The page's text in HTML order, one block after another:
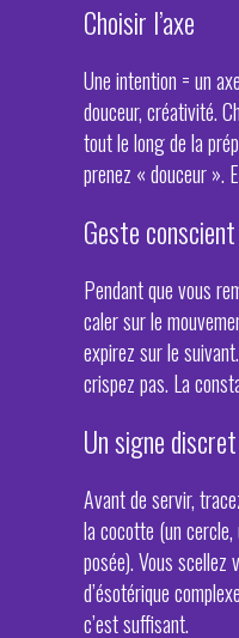
Choisir l’axe
Une intention = un
douceur, créativité.
tout le long de la
prenez « douceur ».
Geste conscient
Pendant que vous
caler sur le
expirez sur le
crispez pas. La
Un signe discret
Avant de servir,
la cocotte (un cercle,
posée). Vous scellez
d’ésotérique
c’est suffisant.